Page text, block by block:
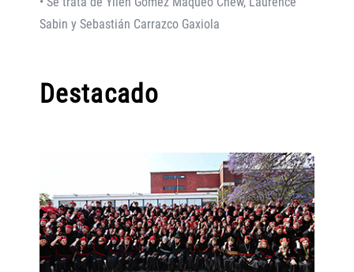
Sabin y Sebastián Carrazco Gaxiola
Destacado